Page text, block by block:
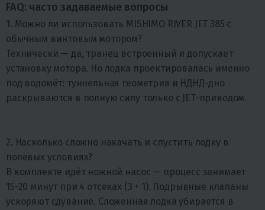
FAQ: часто задаваемые вопросы
1. Можно ли использовать MISHIMO RIVER JET 385 с
обычным винтовым мотором?
Технически — да, транец встроенный и допускает
установку мотора. Но лодка проектировалась именно
под водомёт: туннельная геометрия и НДНД-дно
раскрываются в полную силу только с JET-приводом.
2. Насколько сложно накачать и спустить лодку в
полевых условиях?
В комплекте идёт ножной насос — процесс занимает
15-20 минут при 4 отсеках (3 + 1). Подрывные клапаны
ускоряют сдувание. Сложенная лодка убирается в